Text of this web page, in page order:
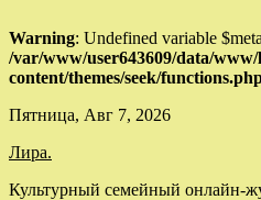
Warning: Undefined variable
/var/www/user643609/data/
content/themes/seek/
Skip
content
Пятница, Авг 7, 2026
Лира.
Культурный семейный онлайн-